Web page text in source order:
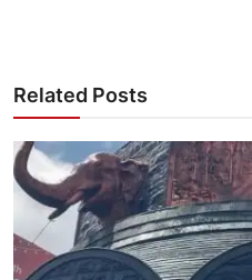
Related Posts